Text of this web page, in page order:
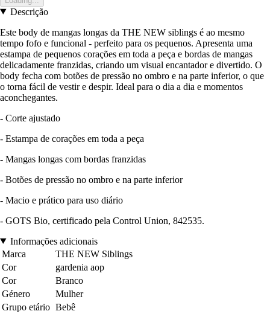
Descrição
Este body de mangas longas da THE NEW siblings é ao mesmo
tempo fofo e funcional - perfeito para os pequenos. Apresenta uma
estampa de pequenos corações em toda a peça e bordas de mangas
delicadamente franzidas, criando um visual encantador e divertido. O
body fecha com botões de pressão no ombro e na parte inferior, o que
o torna fácil de vestir e despir. Ideal para o dia a dia e momentos
aconchegantes.
- Corte ajustado
- Estampa de corações em toda a peça
- Mangas longas com bordas franzidas
- Botões de pressão no ombro e na parte inferior
- Macio e prático para uso diário
- GOTS Bio, certificado pela Control Union, 842535.
Informações adicionais
Marca
THE NEW Siblings
Cor
gardenia aop
Cor
Branco
Género
Mulher
Grupo etário Bebê